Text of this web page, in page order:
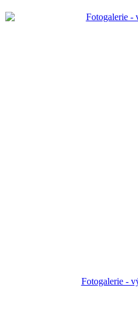
Fotogalerie -